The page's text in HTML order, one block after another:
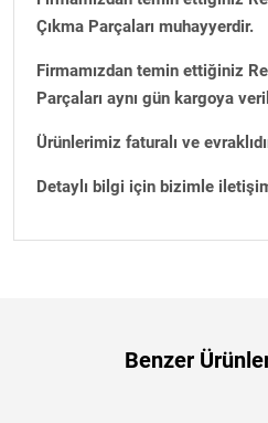
Çıkma Parçaları muhayyerdir.
Firmamızdan temin ettiğiniz
Parçaları aynı gün kargoya
Ürünlerimiz faturalı ve
Detaylı bilgi için bizimle
Benzer